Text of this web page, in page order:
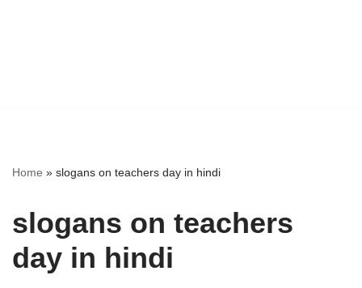
Home » slogans on teachers day in hindi
slogans on teachers
day in hindi